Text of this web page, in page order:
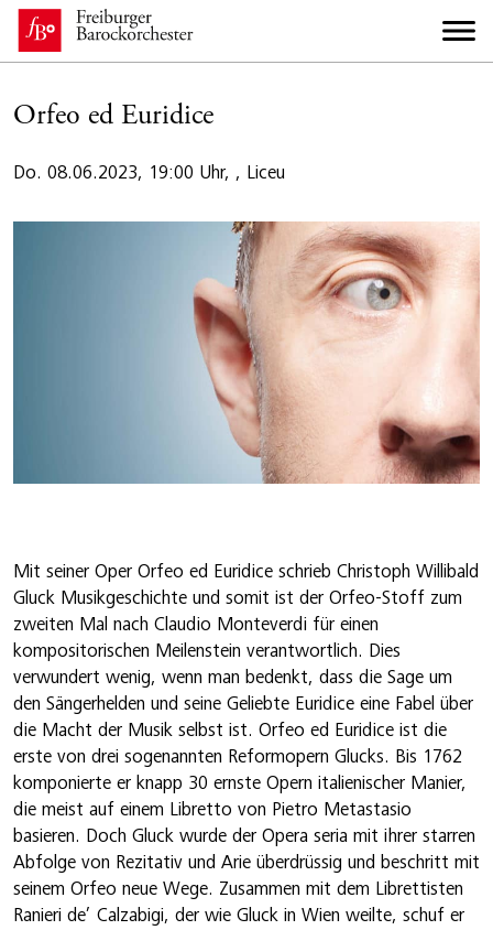
Orfeo ed Euridice
Do. 08.06.2023, 19:00 Uhr, , Liceu
Mit seiner Oper Orfeo ed Euridice schrieb Christoph Willibald
Gluck Musikgeschichte und somit ist der Orfeo-Stoff zum
zweiten Mal nach Claudio Monteverdi für einen
kompositorischen Meilenstein verantwortlich. Dies
verwundert wenig, wenn man bedenkt, dass die Sage um
den Sängerhelden und seine Geliebte Euridice eine Fabel über
die Macht der Musik selbst ist. Orfeo ed Euridice ist die
erste von drei sogenannten Reformopern Glucks. Bis 1762
komponierte er knapp 30 ernste Opern italienischer Manier,
die meist auf einem Libretto von Pietro Metastasio
basieren. Doch Gluck wurde der Opera seria mit ihrer starren
Abfolge von Rezitativ und Arie überdrüssig und beschritt mit
seinem Orfeo neue Wege. Zusammen mit dem Librettisten
Ranieri de’ Calzabigi, der wie Gluck in Wien weilte, schuf er